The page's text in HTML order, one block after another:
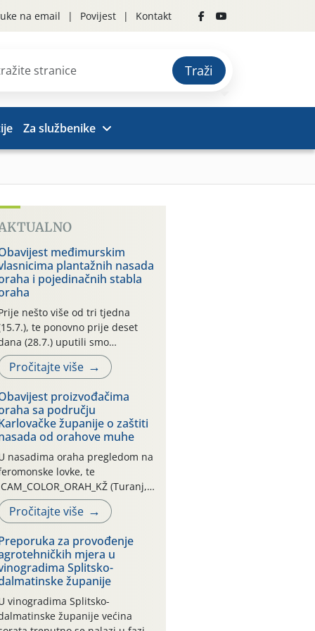
na email Povijest Kontakt
Traži
Za službenike
međimurskim
plantažnih nasada
i pojedinačnih stabla
nešto više od tri tjedna
te ponovno prije deset
(28.7.) uputili smo
obavijesti vlasnicima plantažnih
oraha i pojedinačnih
potrebi usmjerenog
orahove muhe
completa)! Već
dana traje drugi
“toplinski udar”, koji
izražen zadnja šest
dana (31.7.-05.8.), jer najviše
zraka svakodnevno
Pročitajte više
proizvođačima
sa području
županije o zaštiti
od orahove muhe
nasadima oraha pregledom na
lovke, te
CAM_COLOR_ORAH_KŽ (Turanj,
Vojnić) zabilježena je mala
odraslih oblika
Niska brojnost može
objasniti činjenicom da je
riječ o mladim nasadima s vrlo
malim urodom, što je povezano i
manjim brojem prezimjelih
U starijim nasadima, na
Pročitajte više
za provođenje
mjera u
Splitsko-
županije
vinogradima Splitsko-
županije većina